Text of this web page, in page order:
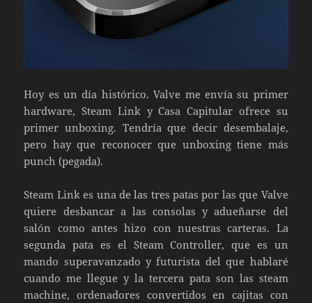
Hoy es un día histórico. Valve me envía su primer
hardware, Steam Link y Casa Capitular ofrece su
primer unboxing. Tendría que decir desembalaje,
pero hay que reconocer que unboxing tiene más
punch (pegada).
Steam Link es una de las tres patas por las que Valve
quiere desbancar a las consolas y adueñarse del
salón como antes hizo con nuestras carteras. La
segunda pata es el Steam Controller, que es un
mando superavanzado y futurista del que hablaré
cuando me llegue y la tercera pata son las steam
machine, ordenadores convertidos en cajitas con